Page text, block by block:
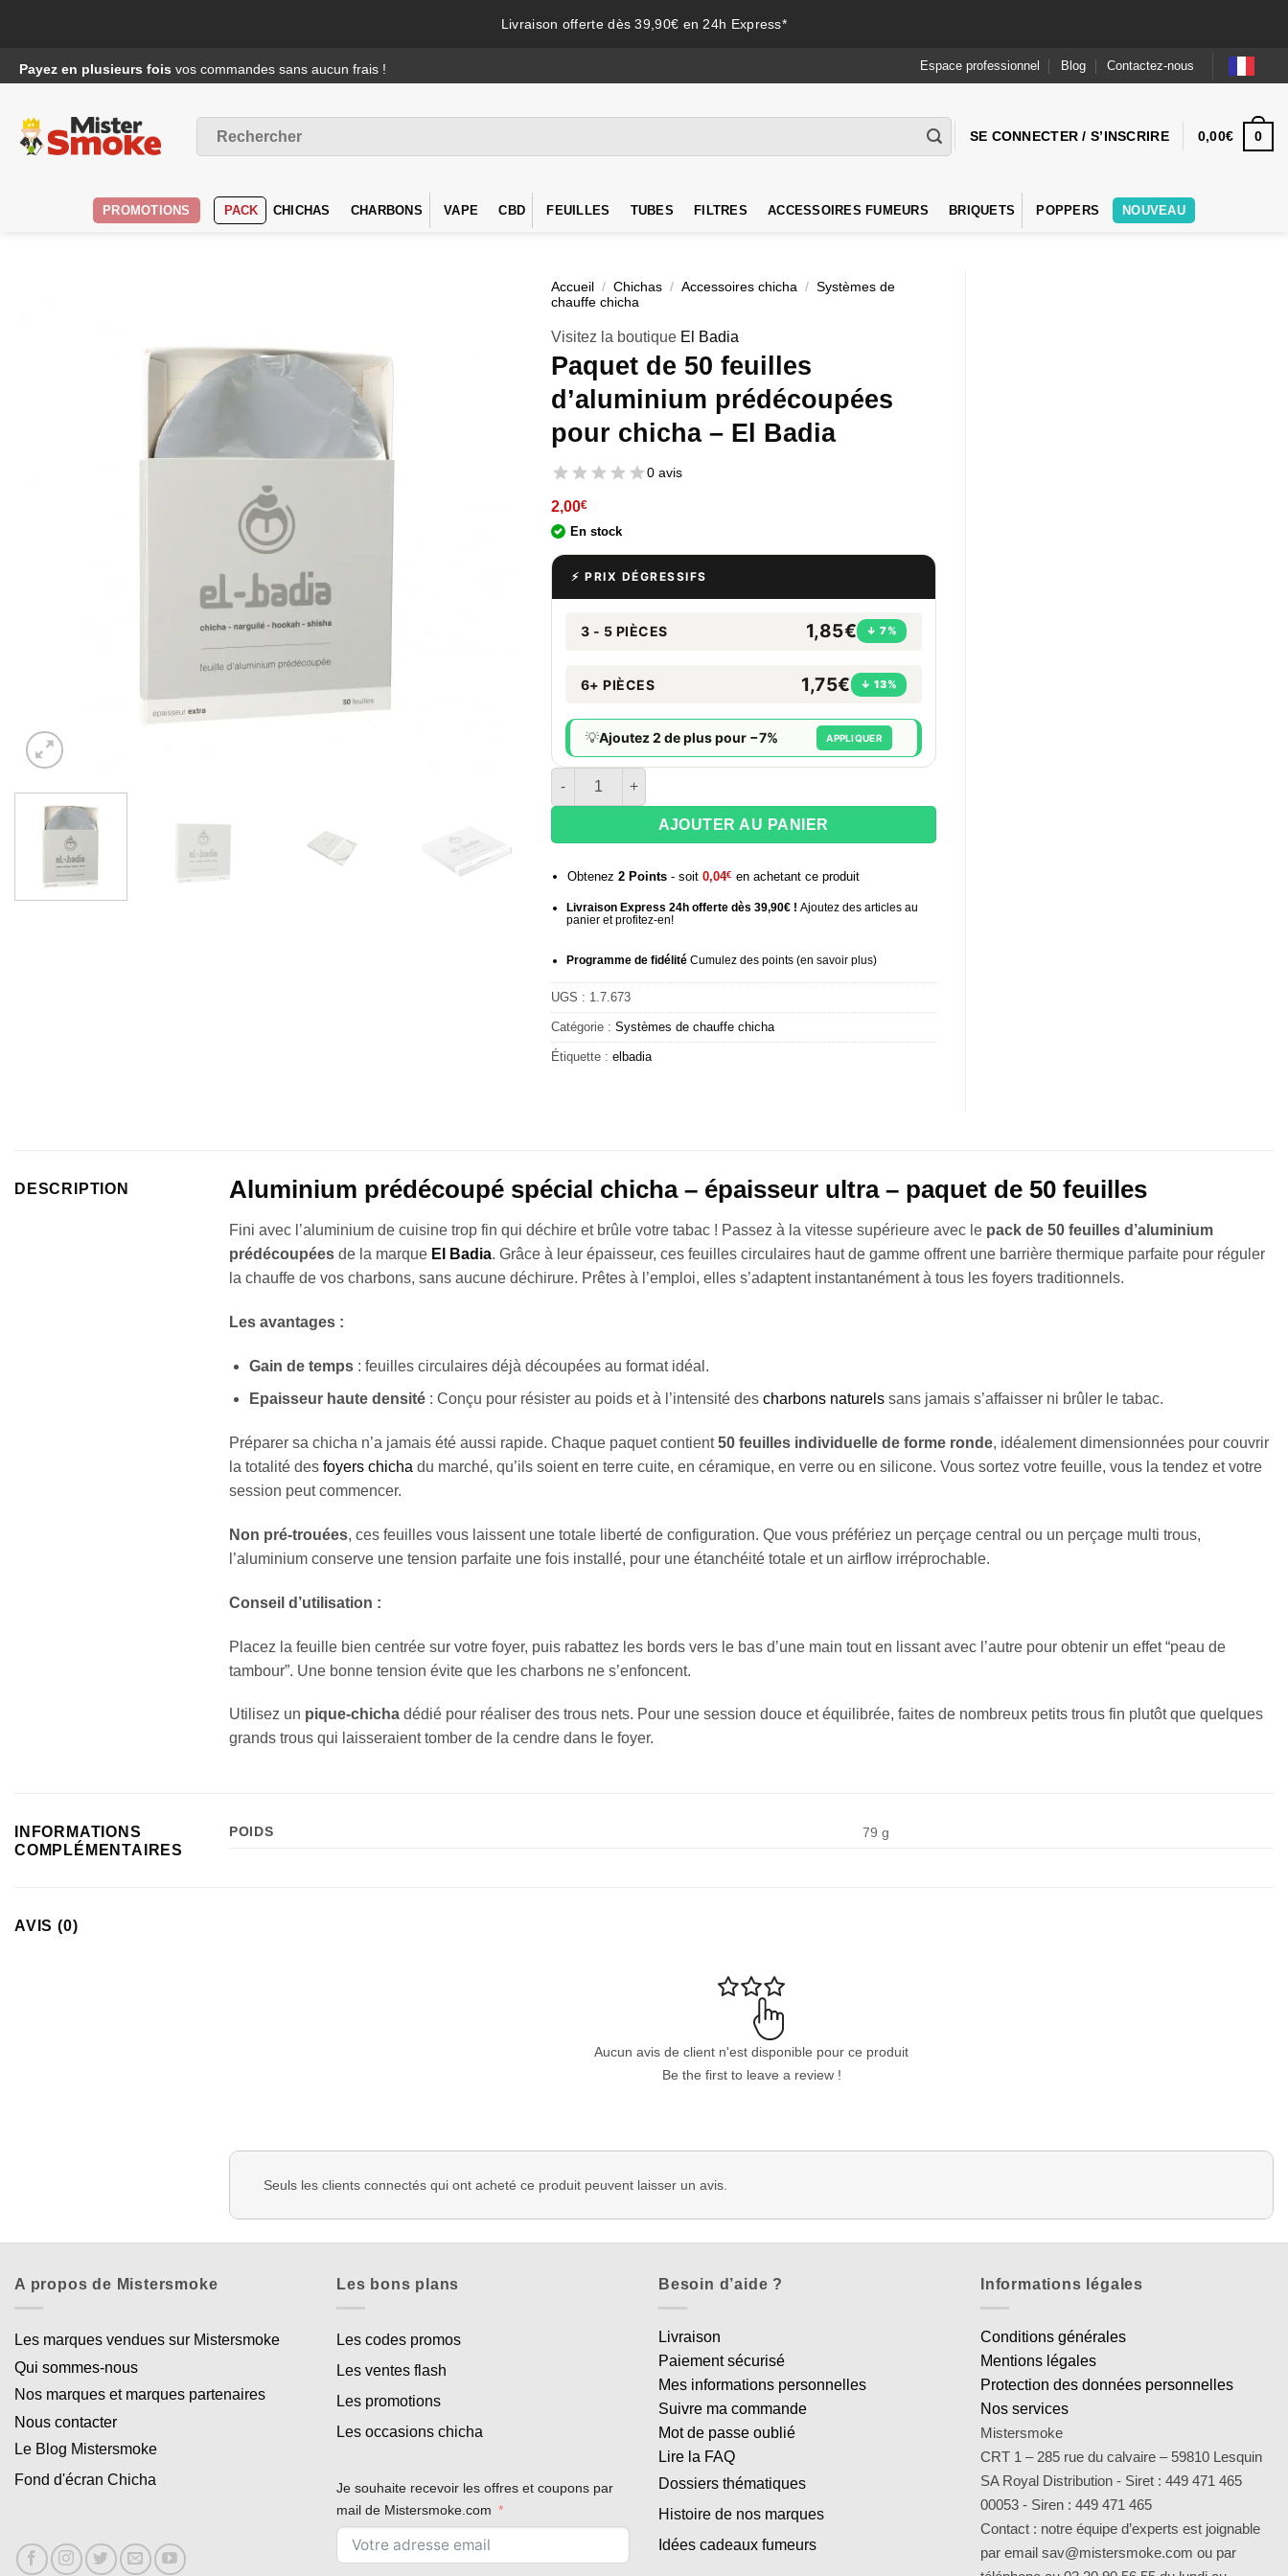
Livraison offerte dès 39,90€ en 24h Express*
au
Payez en plusieurs fois vos commandes sans aucun frais ! Espace professionnel Blog Contactez-nous
pour :
SE CONNECTER / S’INSCRIRE 0,00€ 0
PROMOTIONS PACK CHICHAS CHARBONS VAPE CBD FEUILLES TUBES FILTRES ACCESSOIRES FUMEURS BRIQUETS POPPERS NOUVEAU
Accueil / Chichas / Accessoires chicha / Systèmes de
chauffe chicha
Visitez la boutique El Badia
Paquet de 50 feuilles
d’aluminium prédécoupées
pour chicha – El Badia
0 avis
2,00€
En stock
⚡ PRIX DÉGRESSIFS
3 - 5 PIÈCES 1,85€ ↓ 7%
6+ PIÈCES 1,75€ ↓ 13%
💡Ajoutez 2 de plus pour −7% APPLIQUER
quantité de Paquet de 50 feuilles d'aluminium prédécoupées pour chicha - El Badia
AJOUTER AU PANIER
Obtenez 2Points- soit 0,04€ en achetant ce produit
Livraison Express 24h offerte dès 39,90€ ! Ajoutez des articles au
panier et profitez-en!
Programme de fidélitéCumulez des points (en savoir plus)
UGS : 1.7.673
Catégorie : Systèmes de chauffe chicha
Étiquette : elbadia
DESCRIPTION Aluminium prédécoupé spécial chicha – épaisseur ultra – paquet de 50 feuilles
Fini avec l’aluminium de cuisine trop fin qui déchire et brûle votre tabac ! Passez à la vitesse supérieure avec le pack de 50 feuilles d’aluminium
prédécoupées de la marque El Badia. Grâce à leur épaisseur, ces feuilles circulaires haut de gamme offrent une barrière thermique parfaite pour réguler
la chauffe de vos charbons, sans aucune déchirure. Prêtes à l’emploi, elles s’adaptent instantanément à tous les foyers traditionnels.
Les avantages :
Gain de temps: feuilles circulaires déjà découpées au format idéal.
Epaisseur haute densité: Conçu pour résister au poids et à l’intensité des charbons naturelssans jamais s’affaisser ni brûler le tabac.
Préparer sa chicha n’a jamais été aussi rapide. Chaque paquet contient50 feuilles individuelle de forme ronde, idéalement dimensionnées pour couvrir
la totalité des foyers chicha du marché, qu’ils soient en terre cuite, en céramique, en verre ou en silicone. Vous sortez votre feuille, vous la tendez et votre
session peut commencer.
Non pré-trouées, ces feuilles vous laissent une totale liberté de configuration. Que vous préfériez un perçage central ou un perçage multi trous,
l’aluminium conserve une tension parfaite une fois installé, pour une étanchéité totale et un airflow irréprochable.
Conseil d’utilisation :
Placez la feuille bien centrée sur votre foyer, puis rabattez les bords vers le bas d’une main tout en lissant avec l’autre pour obtenir un effet “peau de
tambour”. Une bonne tension évite que les charbons ne s’enfoncent.
Utilisez un pique-chicha dédié pour réaliser des trous nets. Pour une session douce et équilibrée, faites de nombreux petits trous fin plutôt que quelques
grands trous qui laisseraient tomber de la cendre dans le foyer.
INFORMATIONS
COMPLÉMENTAIRES
POIDS 79 g
AVIS (0)
Aucun avis de client n'est disponible pour ce produit
Be the first to leave a review !
Seuls les clients connectés qui ont acheté ce produit peuvent laisser un avis.
A propos de Mistersmoke
Les marques vendues sur Mistersmoke
Qui sommes-nous
Nos marques et marques partenaires
Nous contacter
Le Blog Mistersmoke
Fond d'écran Chicha
Les bons plans
Les codes promos
Les ventes flash
Les promotions
Les occasions chicha
Je souhaite recevoir les offres et coupons par
mail de Mistersmoke.com
Besoin d’aide ?
Livraison
Paiement sécurisé
Mes informations personnelles
Suivre ma commande
Mot de passe oublié
Lire la FAQ
Dossiers thématiques
Histoire de nos marques
Idées cadeaux fumeurs
Informations légales
Conditions générales
Mentions légales
Protection des données personnelles
Nos services
Mistersmoke
CRT 1 – 285 rue du calvaire – 59810 Lesquin
SA Royal Distribution - Siret : 449 471 465
00053 - Siren : 449 471 465
Contact : notre équipe d’experts est joignable
par email sav@mistersmoke.com ou par